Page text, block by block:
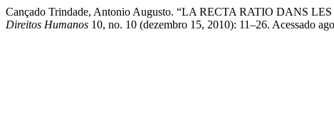
Cançado Trindade, Antonio Augusto. “LA RECTA RATIO DANS
Direitos Humanos 10, no. 10 (dezembro 15, 2010): 11–26. Acessado